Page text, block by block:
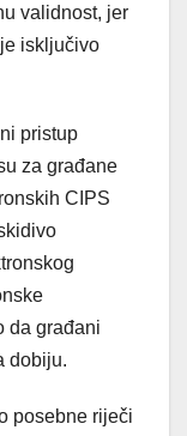
validnost, jer
isključivo
pristup
za građane
CIPS
da građani
dobiju.
posebne riječi